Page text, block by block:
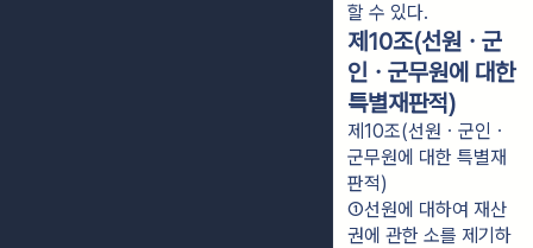
할 수 있다.
제10조(선원ㆍ군
인ㆍ군무원에 대한
특별재판적)
제10조(선원ㆍ군인ㆍ
군무원에 대한 특별재
판적)
①선원에 대하여 재산
권에 관한 소를 제기하